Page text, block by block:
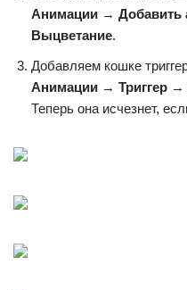
Анимации →
Выцветание.
Добавляем кошке
Анимации → Триггер →
Теперь она исчезнет,